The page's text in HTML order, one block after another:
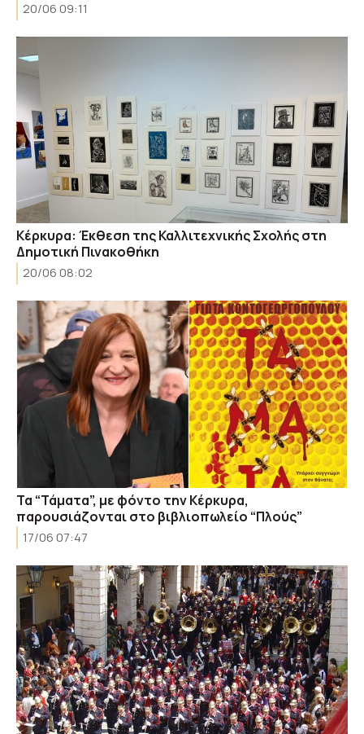
20/06 09:11
Κέρκυρα: Έκθεση της Καλλιτεχνικής Σχολής στη
Δημοτική Πινακοθήκη
20/06 08:02
Τα “Τάματα”, με φόντο την Κέρκυρα,
παρουσιάζονται στο βιβλιοπωλείο “Πλούς”
17/06 07:47